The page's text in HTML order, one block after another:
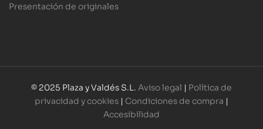
Presentación de originales
© 2025 Plaza y Valdés S.L. Aviso legal | Política de
privacidad y cookies | Condiciones de compra |
Accesibilidad